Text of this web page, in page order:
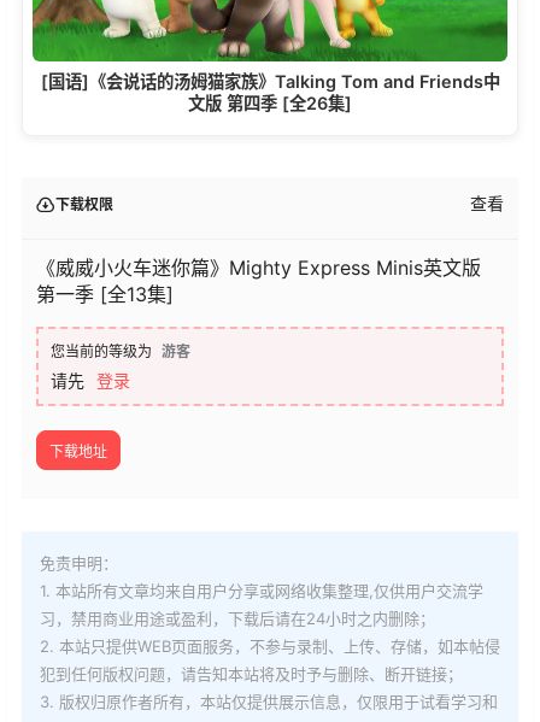
[国语]《会说话的汤姆猫家族》Talking Tom and Friends中
文版 第四季 [全26集]
下载权限 查看
《威威小火车迷你篇》Mighty Express Minis英文版
第一季 [全13集]
您当前的等级为 游客
请先 登录
下载地址
免责申明：
1. 本站所有文章均来自用户分享或网络收集整理,仅供用户交流学
习，禁用商业用途或盈利，下载后请在24小时之内删除；
2. 本站只提供WEB页面服务，不参与录制、上传、存储，如本帖侵
犯到任何版权问题，请告知本站将及时予与删除、断开链接；
3. 版权归原作者所有，本站仅提供展示信息，仅限用于试看学习和